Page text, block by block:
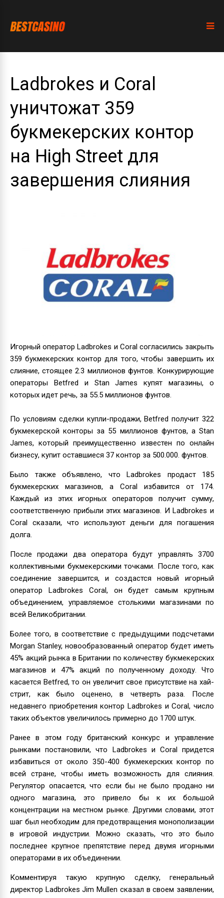
Ladbrokes и Coral
уничтожат 359
букмекерских контор
на High Street для
завершения слияния
Игорный оператор Ladbrokes и Coral согласились закрыть
359 букмекерских контор для того, чтобы завершить их
слияние, стоящее 2.3 миллионов фунтов. Конкурирующие
операторы Betfred и Stan James купят магазины, о
которых идет речь, за 55.5 миллионов фунтов.
По условиям сделки купли-продажи, Betfred получит 322
букмекерской конторы за 55 миллионов фунтов, а Stan
James, который преимущественно известен по онлайн
бизнесу, купит оставшиеся 37 контор за 500.000. фунтов.
Было также объявлено, что Ladbrokes продаст 185
букмекерских магазинов, а Coral избавится от 174.
Каждый из этих игорных операторов получит сумму,
соответственную прибыли этих магазинов. И Ladbrokes и
Coral сказали, что используют деньги для погашения
долга.
После продажи два оператора будут управлять 3700
коллективными букмекерскими точками. После того, как
соединение завершится, и создастся новый игорный
оператор Ladbrokes Coral, он будет самым крупным
объединением, управляемое столькими магазинами по
всей Великобритании.
Более того, в соответствие с предыдущими подсчетами
Morgan Stanley, новообразованный оператор будет иметь
45% акций рынка в Британии по количеству букмекерских
магазинов и 47% акций по полученному доходу. Что
касается Betfred, то он увеличит свое присутствие на хай-
стрит, как было оценено, в четверть раза. После
недавнего приобретения контор Ladbrokes и Coral, число
таких объектов увеличилось примерно до 1700 штук.
Ранее в этом году британский конкурс и управление
рынками постановили, что Ladbrokes и Coral придется
избавиться от около 350-400 букмекерских контор по
всей стране, чтобы иметь возможность для слияния.
Регулятор опасается, что если бы не было продано ни
одного магазина, это привело бы к их большой
концентрации на местном рынке. Другими словами, этот
шаг был необходим для предотвращения монополизации
в игровой индустрии. Можно сказать, что это было
последнее крупное препятствие перед двумя игорными
операторами в их объединении.
Комментируя такую крупную сделку, генеральный
директор Ladbrokes Jim Mullen сказал в своем заявлении,